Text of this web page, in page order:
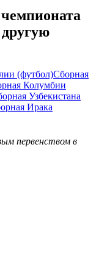
другую
(футбол)Сборная
Колумбии
Узбекистана
Ирака
первенством в